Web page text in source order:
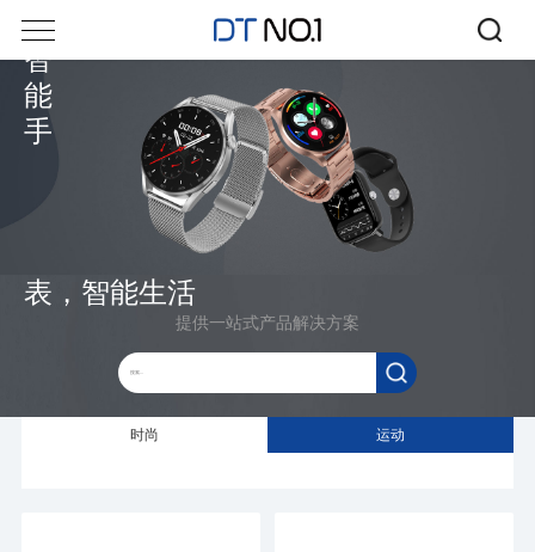
智
能
手
表，智能生活
提供一站式产品解决方案
时尚 运动